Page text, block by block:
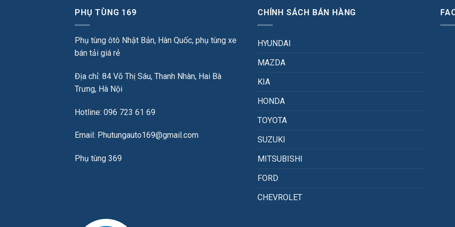
PHỤ TÙNG 169
Phụ tùng ôtô Nhật Bản, Hàn Quốc, phụ tùng xe
bán tải giá rẻ
Địa chỉ: 84 Võ Thị Sáu, Thanh Nhàn, Hai Bà
Trưng, Hà Nội
Hotline: 096 723 61 69
Email: Phutungauto169@gmail.com
Phụ tùng 369
CHÍNH SÁCH BÁN HÀNG
HYUNDAI
MAZDA
KIA
HONDA
TOYOTA
SUZUKI
MITSUBISHI
FORD
CHEVROLET